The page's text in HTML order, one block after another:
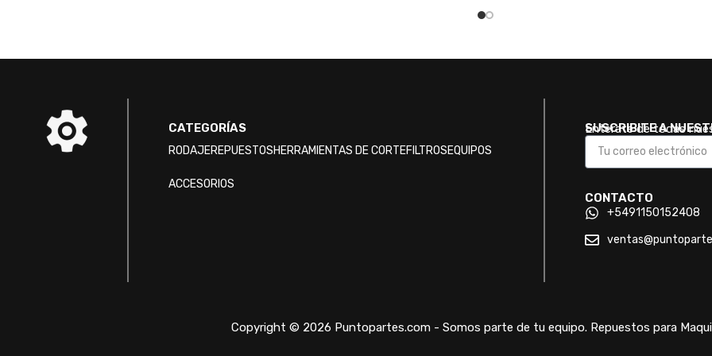
CATEGORÍAS
RODAJEREPUESTOSHERRAMIENTAS DE CORTEFILTROSEQUIPOS
ACCESORIOS
SUSCRIBITE A
Enterate de todas
CONTACTO
+5491150152408
Copyright © 2026 Puntopartes.com - Somos parte de tu equipo. Repuestos para